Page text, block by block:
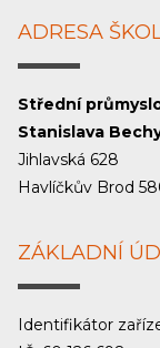
ADRESA
Střední
Stanislava
Jihlavská 628
Havlíčkův Brod
ZÁKLADNÍ
Identifikátor